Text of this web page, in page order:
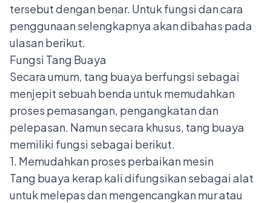
tersebut dengan benar. Untuk fungsi dan cara
penggunaan selengkapnya akan dibahas pada
ulasan berikut.
Fungsi Tang Buaya
Secara umum, tang buaya berfungsi sebagai
menjepit sebuah benda untuk memudahkan
proses pemasangan, pengangkatan dan
pelepasan. Namun secara khusus, tang buaya
memiliki fungsi sebagai berikut.
1. Memudahkan proses perbaikan mesin
Tang buaya kerap kali difungsikan sebagai alat
untuk melepas dan mengencangkan mur atau